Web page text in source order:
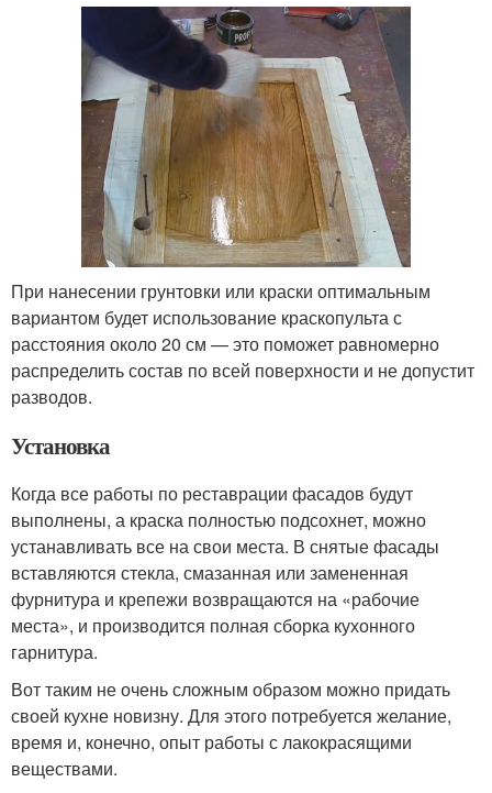
При нанесении грунтовки или краски оптимальным
вариантом будет использование краскопульта с
расстояния около 20 см — это поможет равномерно
распределить состав по всей поверхности и не допустит
разводов.
Установка
Когда все работы по реставрации фасадов будут
выполнены, а краска полностью подсохнет, можно
устанавливать все на свои места. В снятые фасады
вставляются стекла, смазанная или замененная
фурнитура и крепежи возвращаются на «рабочие
места», и производится полная сборка кухонного
гарнитура.
Вот таким не очень сложным образом можно придать
своей кухне новизну. Для этого потребуется желание,
время и, конечно, опыт работы с лакокрасящими
веществами.